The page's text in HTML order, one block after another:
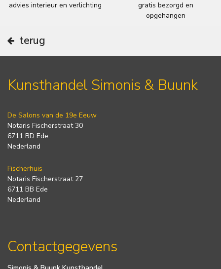
advies interieur en verlichting
gratis bezorgd en
opgehangen
terug
Kunsthandel Simonis & Buunk
De Salons van de 19e Eeuw
Notaris Fischerstraat 30
6711 BD Ede
Nederland
Fischerhuis
Notaris Fischerstraat 27
6711 BB Ede
Nederland
Contactgegevens